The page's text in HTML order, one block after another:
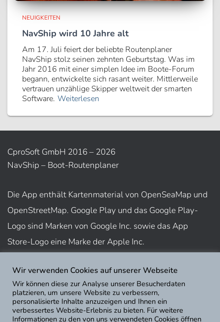
NEUIGKEITEN
NavShip wird 10 Jahre alt
Am 17. Juli feiert der beliebte Routenplaner
NavShip stolz seinen zehnten Geburtstag. Was im
Jahr 2016 mit einer simplen Idee im Boote-Forum
begann, entwickelte sich rasant weiter. Mittlerweile
vertrauen unzählige Skipper weltweit der smarten
Software. Weiterlesen
CproSoft GmbH 2016 – 2026
NavShip – Boot-Routenplaner
Die App enthält Kartenmaterial von OpenSeaMap und
OpenStreetMap. Google Play und das Google Play-
Logo sind Marken von Google Inc. sowie das App
Store-Logo eine Marke der Apple Inc.
Nutzungsbedingungen
Impressum
Datenschutz
Wir verwenden Cookies auf unserer Webseite
Wir können diese zur Analyse unserer Besucherdaten
platzieren, um unsere Website zu verbessern,
personalisierte Inhalte anzuzeigen und Ihnen ein
verbessertes Website-Erlebnis zu bieten. Für weitere
Informationen zu den von uns verwendeten Cookies öffnen